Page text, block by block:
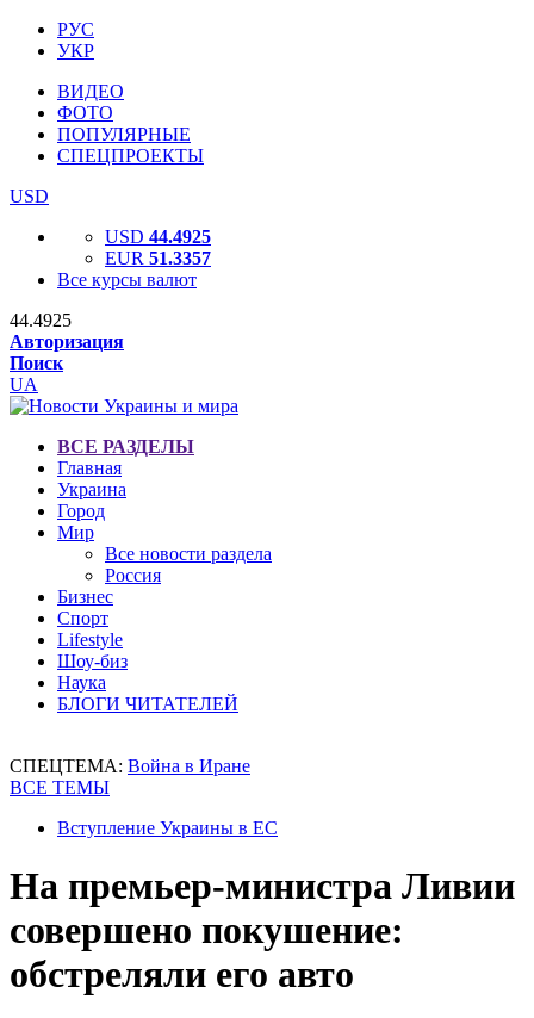
РУС
УКР
ВИДЕО
ФОТО
ПОПУЛЯРНЫЕ
СПЕЦПРОЕКТЫ
USD
USD 44.4925
EUR 51.3357
Все курсы валют
44.4925
Авторизация
Поиск
UA
ВСЕ РАЗДЕЛЫ
Главная
Украина
Город
Мир
Все новости раздела
Россия
Бизнес
Спорт
Lifestyle
Шоу-биз
Наука
БЛОГИ ЧИТАТЕЛЕЙ
СПЕЦТЕМА: Война в Иране
ВСЕ ТЕМЫ
Вступление Украины в ЕС
На премьер-министра Ливии
совершено покушение:
обстреляли его авто